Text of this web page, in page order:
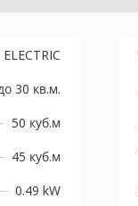
30 кв.м.
50 куб.м
45 куб.м
0.49 kW